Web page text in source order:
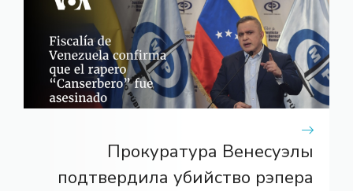
Прокуратура Венесуэлы
подтвердила убийство рэпера